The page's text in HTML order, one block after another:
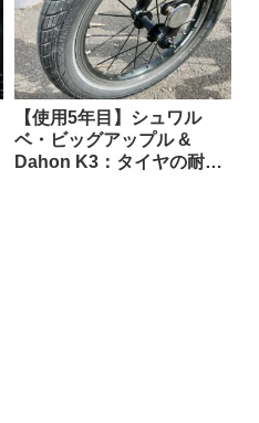
【使用5年目】シュワル
ベ・ビッグアップル &
Dahon K3：タイヤの耐久